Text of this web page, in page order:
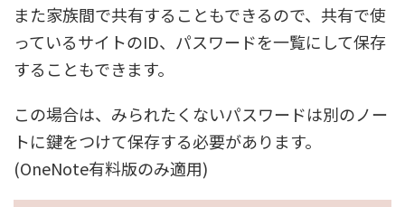
また家族間で共有することもできるので、共有で使
っているサイトのID、パスワードを一覧にして保存
することもできます。
この場合は、みられたくないパスワードは別のノー
トに鍵をつけて保存する必要があります。
(OneNote有料版のみ適用)